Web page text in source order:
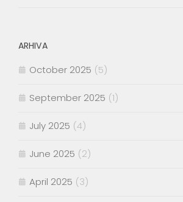
ARHIVA
October 2025 (5)
September 2025 (1)
July 2025 (4)
June 2025 (2)
April 2025 (3)